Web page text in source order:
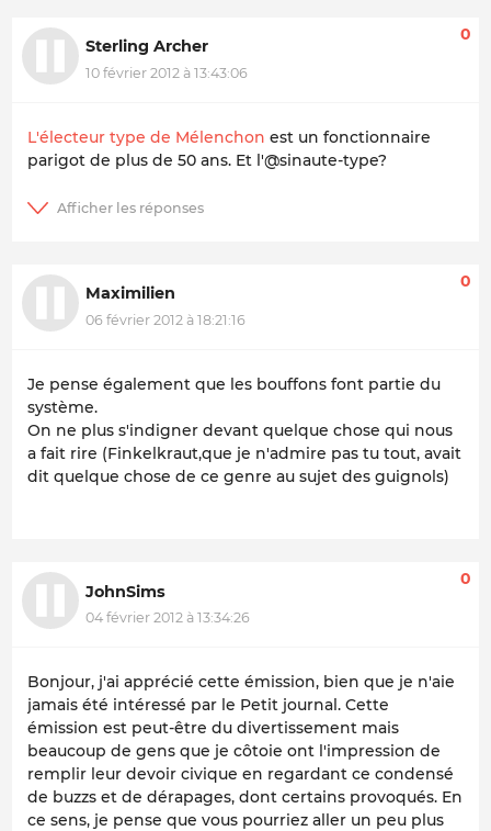
Sterling Archer
10 février 2012 à 13:43:06
0
L'électeur type de Mélenchon est un fonctionnaire
parigot de plus de 50 ans. Et l'@sinaute-type?
Maximilien
06 février 2012 à 18:21:16
0
Je pense également que les bouffons font partie du
système.
On ne plus s'indigner devant quelque chose qui nous
a fait rire (Finkelkraut,que je n'admire pas tu tout, avait
dit quelque chose de ce genre au sujet des guignols)
JohnSims
04 février 2012 à 13:34:26
0
Bonjour, j'ai apprécié cette émission, bien que je n'aie
jamais été intéressé par le Petit journal. Cette
émission est peut-être du divertissement mais
beaucoup de gens que je côtoie ont l'impression de
remplir leur devoir civique en regardant ce condensé
de buzzs et de dérapages, dont certains provoqués. En
ce sens, je pense que vous pourriez aller un peu plus